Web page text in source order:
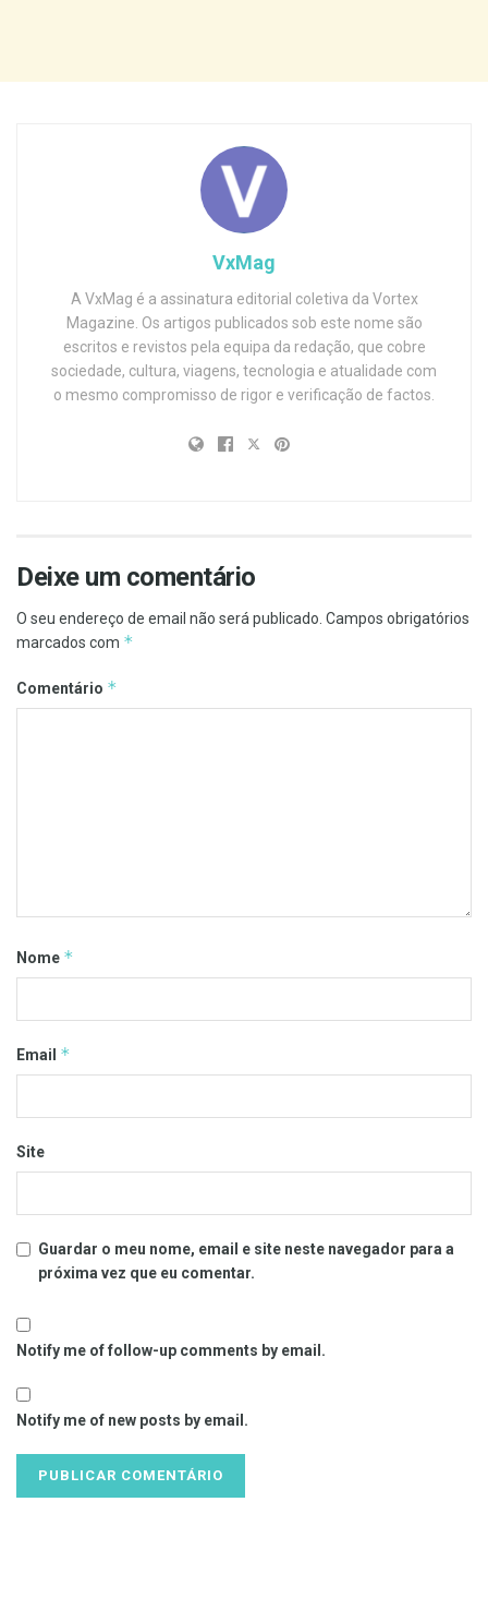
VxMag
A VxMag é a assinatura editorial coletiva da Vortex
Magazine. Os artigos publicados sob este nome são
escritos e revistos pela equipa da redação, que cobre
sociedade, cultura, viagens, tecnologia e atualidade com
o mesmo compromisso de rigor e verificação de factos.
Deixe um comentário
O seu endereço de email não será publicado. Campos obrigatórios
marcados com *
Comentário *
Nome *
Email *
Site
Guardar o meu nome, email e site neste navegador para a
próxima vez que eu comentar.
Notify me of follow-up comments by email.
Notify me of new posts by email.